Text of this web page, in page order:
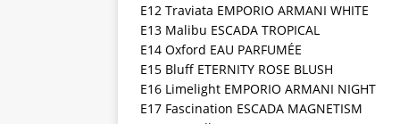
E12 Traviata EMPORIO ARMANI WHITE
E13 Malibu ESCADA TROPICAL
E14 Oxford EAU PARFUMÉE
E15 Bluff ETERNITY ROSE BLUSH
E16 Limelight EMPORIO ARMANI NIGHT
E17 Fascination ESCADA MAGNETISM